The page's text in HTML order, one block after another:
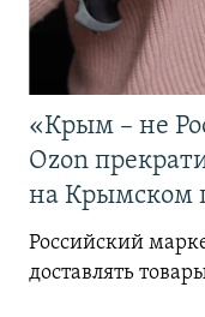
«Крым – не
Ozon
на Крымском
Российский
доставлять